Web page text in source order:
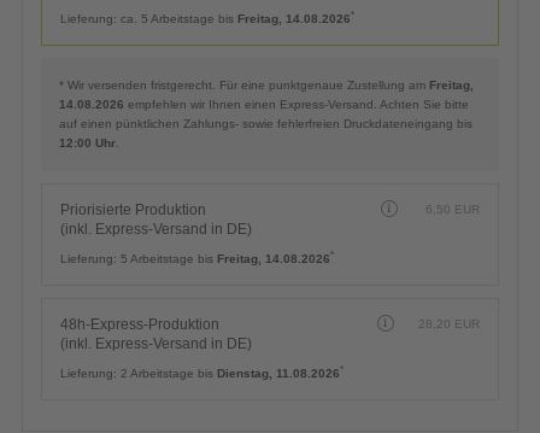
Lieferung: ca. 5 Arbeitstage bis Freitag, 14.08.2026*
* Wir versenden fristgerecht. Für eine punktgenaue Zustellung am Freitag,
14.08.2026 empfehlen wir Ihnen einen Express-Versand. Achten Sie bitte
auf einen pünktlichen Zahlungs- sowie fehlerfreien Druckdateneingang bis
12:00 Uhr
Priorisierte Produktion
(inkl. Express-Versand in DE)
6,50 EUR
Lieferung: 5 Arbeitstage bis Freitag, 14.08.2026*
48h-Express-Produktion
(inkl. Express-Versand in DE)
28,20 EUR
Lieferung: 2 Arbeitstage bis Dienstag, 11.08.2026*